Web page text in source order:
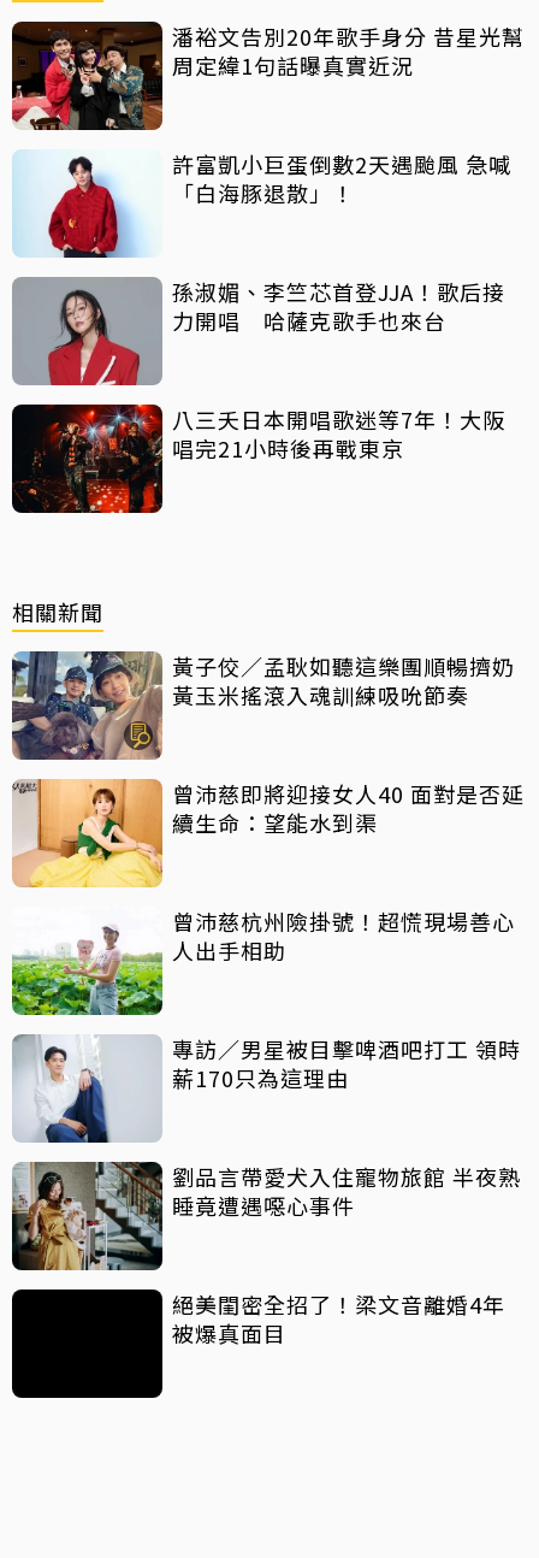
潘裕文告別20年歌手身分 昔星光幫
周定緯1句話曝真實近況
許富凱小巨蛋倒數2天遇颱風 急喊
「白海豚退散」！
孫淑媚、李竺芯首登JJA！歌后接
力開唱 哈薩克歌手也來台
八三夭日本開唱歌迷等7年！大阪
唱完21小時後再戰東京
相關新聞
黃子佼／孟耿如聽這樂團順暢擠奶
黃玉米搖滾入魂訓練吸吮節奏
曾沛慈即將迎接女人40 面對是否延
續生命：望能水到渠
曾沛慈杭州險掛號！超慌現場善心
人出手相助
專訪／男星被目擊啤酒吧打工 領時
薪170只為這理由
劉品言帶愛犬入住寵物旅館 半夜熟
睡竟遭遇噁心事件
絕美閨密全招了！梁文音離婚4年
被爆真面目